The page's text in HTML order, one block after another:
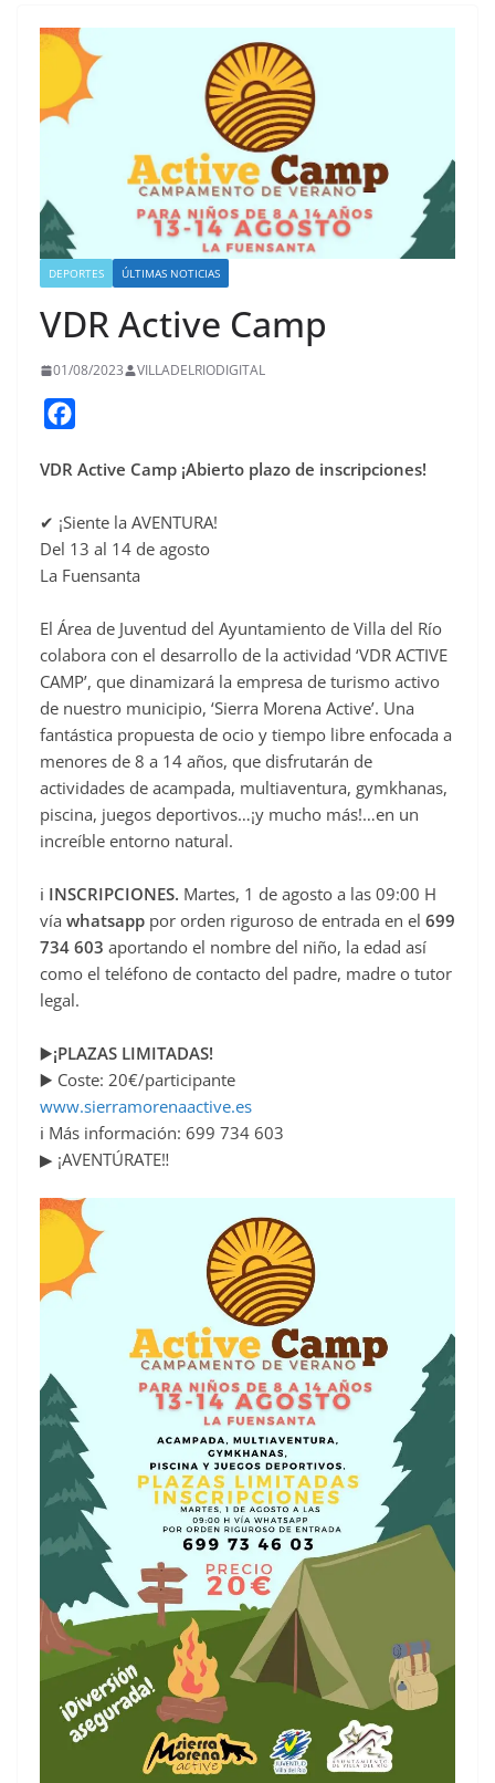
DEPORTES ÚLTIMAS NOTICIAS
VDR Active Camp
01/08/2023 VILLADELRIODIGITAL
c
b
o
k
VDR Active Camp ¡Abierto plazo de inscripciones!
✔ ¡Siente la AVENTURA!
Del 13 al 14 de agosto
La Fuensanta
El Área de Juventud del Ayuntamiento de Villa del Río
colabora con el desarrollo de la actividad ‘VDR ACTIVE
CAMP’, que dinamizará la empresa de turismo activo
de nuestro municipio, ‘Sierra Morena Active’. Una
fantástica propuesta de ocio y tiempo libre enfocada a
menores de 8 a 14 años, que disfrutarán de
actividades de acampada, multiaventura, gymkhanas,
piscina, juegos deportivos…¡y mucho más!…en un
increíble entorno natural.
ℹ INSCRIPCIONES. Martes, 1 de agosto a las 09:00 H
vía whatsapp por orden riguroso de entrada en el 699
734 603 aportando el nombre del niño, la edad así
como el teléfono de contacto del padre, madre o tutor
legal.
▶️¡PLAZAS LIMITADAS!
▶️ Coste: 20€/participante
www.sierramorenaactive.es
ℹ Más información: 699 734 603
▶ ¡AVENTÚRATE‼